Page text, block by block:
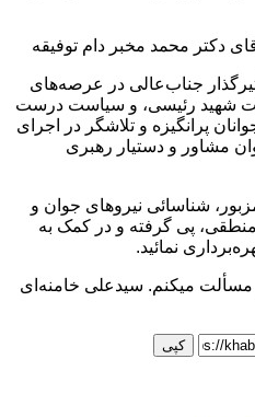
دکتر محمد مخبر دام توفیقه
جناب‌عالی در عرصه‌های
شهید رئیسی، و سیاست درست
پرانگیزه و تلاشگر در اجرای
مشاور و دستیار رهبری
شناسائی نیروهای جوان و
منطقی، پی گرفته و در کمک به
نمائید.
مسألت میکنم. سیدعلی خامنه‌ای
کپی